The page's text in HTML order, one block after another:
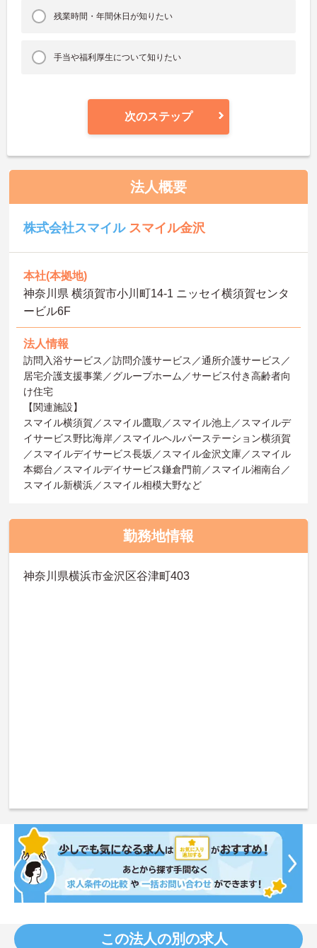
残業時間・年間休日が知りたい
手当や福利厚生について知りたい
次のステップ
法人概要
株式会社スマイル スマイル金沢
本社(本拠地)
神奈川県 横須賀市小川町14-1 ニッセイ横須賀センタ
ービル6F
法人情報
訪問入浴サービス／訪問介護サービス／通所介護サービス／
居宅介護支援事業／グループホーム／サービス付き高齢者向
け住宅
【関連施設】
スマイル横須賀／スマイル鷹取／スマイル池上／スマイルデ
イサービス野比海岸／スマイルヘルパーステーション横須賀
／スマイルデイサービス長坂／スマイル金沢文庫／スマイル
本郷台／スマイルデイサービス鎌倉門前／スマイル湘南台／
スマイル新横浜／スマイル相模大野など
勤務地情報
神奈川県横浜市金沢区谷津町403
この法人の別の求人